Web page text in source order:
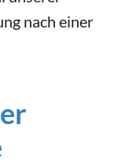
nach einer